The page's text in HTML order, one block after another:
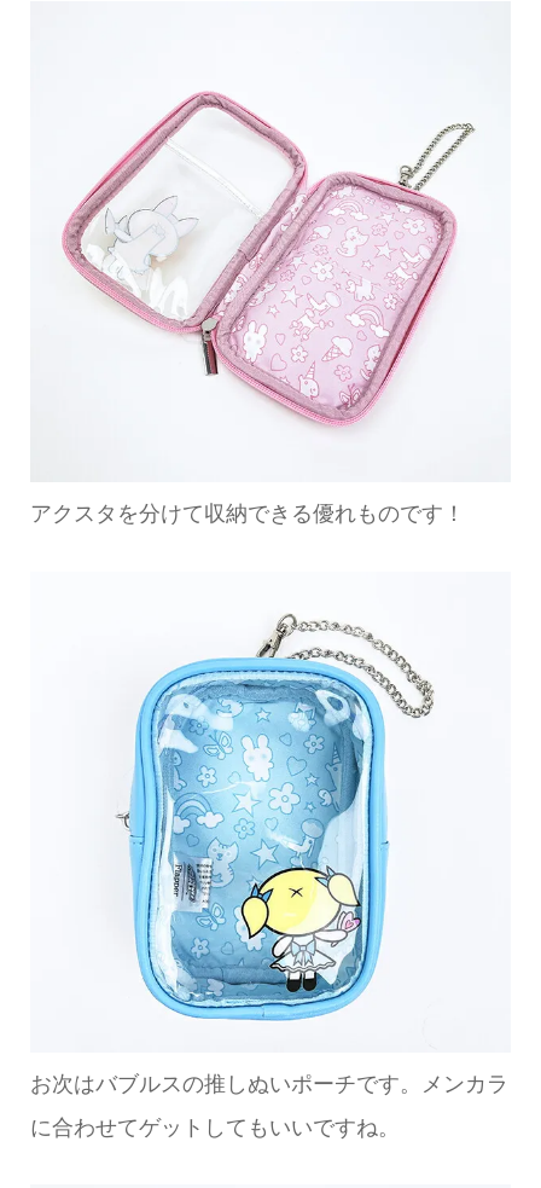
アクスタを分けて収納できる優れものです！
お次はバブルスの推しぬいポーチです。メンカラ
に合わせてゲットしてもいいですね。